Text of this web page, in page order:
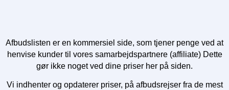
Afbudslisten er en kommersiel side, som tjener penge ved at
henvise kunder til vores samarbejdspartnere (affiliate) Dette
gør ikke noget ved dine priser her på siden.
Vi indhenter og opdaterer priser, på afbudsrejser fra de mest